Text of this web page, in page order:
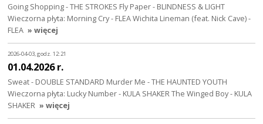
Going Shopping - THE STROKES Fly Paper - BLINDNESS & LIGHT
Wieczorna płyta: Morning Cry - FLEA Wichita Lineman (feat. Nick Cave) -
FLEA » więcej
2026-04-03, godz. 12:21
01.04.2026 r.
Sweat - DOUBLE STANDARD Murder Me - THE HAUNTED YOUTH
Wieczorna płyta: Lucky Number - KULA SHAKER The Winged Boy - KULA
SHAKER » więcej